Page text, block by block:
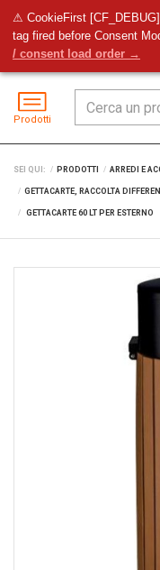
⚠ CookieFirst
tag fired before Consent
/ consent load order →
Prodotti
SEI QUI: PRODOTTI ARREDI E
GETTACARTE, RACCOLTA
GETTACARTE 60 LT PER ESTERNO